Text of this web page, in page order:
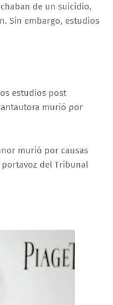
de un suicidio,
Sin embargo, estudios
estudios post
murió por
murió por causas
del Tribunal